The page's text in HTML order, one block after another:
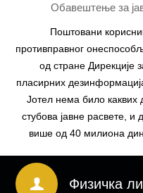
Обавештење за
Поштовани
противправног
од стране Дирекције
пласирних
Јотел нема било
стубова јавне расвете, и
више од 40 милиона
Физичка